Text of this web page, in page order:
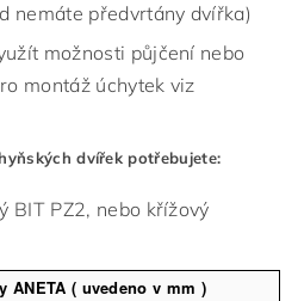
nemáte předvrtány dvířka)
možnosti půjčení nebo
montáž úchytek viz
dvířek potřebujete:
BIT PZ2, nebo křížový
ANETA ( uvedeno v mm )